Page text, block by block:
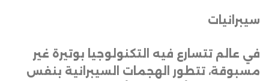
سيبرانيات
في عالم تتسارع فيه التكنولوجيا بوتيرة غير
مسبوقة، تتطور الهجمات السيبرانية بنفس